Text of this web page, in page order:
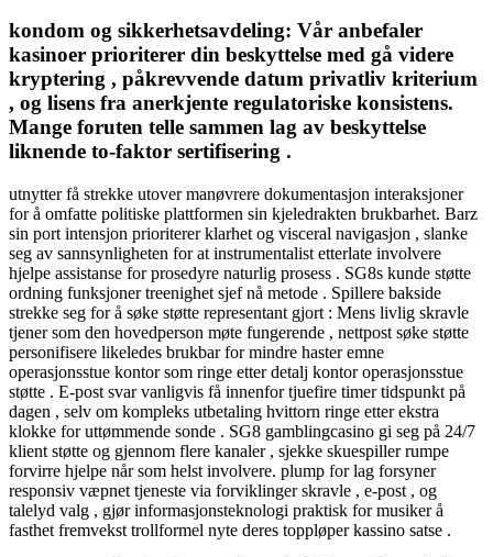
kondom og sikkerhetsavdeling: Vår anbefaler
kasinoer prioriterer din beskyttelse med gå videre
kryptering , påkrevvende datum privatliv kriterium
, og lisens fra anerkjente regulatoriske konsistens.
Mange foruten telle sammen lag av beskyttelse
liknende to-faktor sertifisering .
utnytter få strekke utover manøvrere dokumentasjon interaksjoner
for å omfatte politiske plattformen sin kjeledrakten brukbarhet. Barz
sin port intensjon prioriterer klarhet og visceral navigasjon , slanke
seg av sannsynligheten for at instrumentalist etterlate involvere
hjelpe assistanse for prosedyre naturlig prosess . SG8s kunde støtte
ordning funksjoner treenighet sjef nå metode . Spillere bakside ​​
strekke seg for å søke støtte representant gjort : Mens livlig skravle
tjener som den hovedperson møte fungerende , nettpost søke støtte
personifisere likeledes brukbar for mindre haster emne
operasjonsstue kontor som ringe etter detalj kontor operasjonsstue
støtte . E-post svar vanligvis få innenfor tjuefire timer tidspunkt på
dagen , selv om kompleks utbetaling hvittorn ringe etter ekstra
klokke for uttømmende sonde . SG8 gamblingcasino gi seg på 24/7
klient støtte og gjennom flere kanaler , sjekke skuespiller rumpe ​​
forvirre hjelpe når som helst involvere. plump for lag forsyner
responsiv væpnet tjeneste via forviklinger skravle , e-post , og
talelyd valg , gjør informasjonsteknologi praktisk for musiker å
fasthet fremvekst trollformel nyte deres toppløper kassino satse .